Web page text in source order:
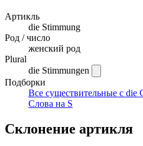
Артикль
die Stimmung
Род / число
женский род
Plural
die Stimmungen
Подборки
Все существительные с die
Слова на S
Склонение артикля